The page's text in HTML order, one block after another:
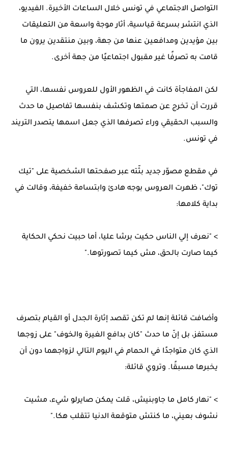
التواصل الاجتماعي في تونس خلال الساعات الأخيرة. الفيديو،
الذي انتشر بسرعة قياسية، أثار موجة واسعة من التعليقات
بين مؤيدين ومدافعين عنها من جهة، وبين منتقدين يرون ما
قامت به تصرفًا غير مقبول اجتماعيًا من جهة أخرى.
لكن المفاجأة كانت في الظهور الأول للعروس نفسها، التي
قررت أن تخرج عن صمتها وتكشف بنفسها تفاصيل ما حدث
والسبب الحقيقي وراء تصرفها الذي جعل اسمها يتصدر التريند
في تونس.
في مقطع مصوّر جديد بثّته عبر صفحتها الشخصية على "تيك
توك"، ظهرت العروس بوجه هادئ وابتسامة خفيفة، وقالت في
بداية كلامها:
> "نعرف إلي الناس حكيت برشا عليا، أما حبيت نحكي الحكاية
كيما صارت بالحق، مش كيما تصورتوها."
وأضافت قائلة إنها لم تكن تقصد إثارة الجدل أو القيام بتصرف
مستفز، بل إنّ ما حدث "كان بدافع الغيرة والخوف" على زوجها
الذي كان متواجدًا في الحمام في اليوم التالي لزواجهما دون أن
يخبرها مسبقًا. وتروي قائلة:
> "نهار كامل ما جاوبنيش، قلت يمكن صايرلو شيء، مشيت
نشوف بعيني، ما كنتش متوقعة الدنيا تتقلب هكا."